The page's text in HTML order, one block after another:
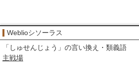
Weblioシソーラス
「 しゅせんじょう 」の言い換え・類義語
主戦場